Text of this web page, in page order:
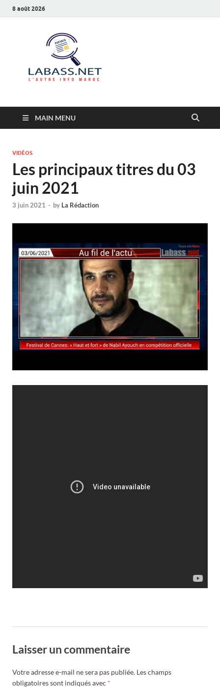
8 août 2026
MAIN MENU
VIDÉOS
Les principaux titres du 03
juin 2021
3 juin 2021 - by La Rédaction
Laisser un commentaire
Votre adresse e-mail ne sera pas publiée. Les champs
obligatoires sont indiqués avec *